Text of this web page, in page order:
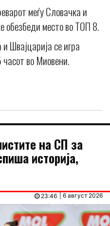
меѓу Словачка и
обезбеди место во ТОП 8.
Швајцарија се игра
часот во Миовени.
на СП за
историја,
| 6 август 2026
23:46